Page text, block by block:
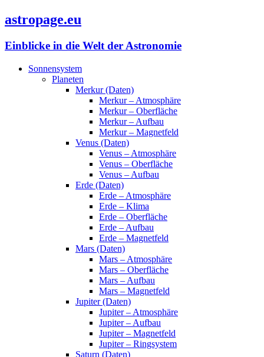
astropage.eu
Einblicke in die Welt der Astronomie
Sonnensystem
Planeten
Merkur (Daten)
Merkur – Atmosphäre
Merkur – Oberfläche
Merkur – Aufbau
Merkur – Magnetfeld
Venus (Daten)
Venus – Atmosphäre
Venus – Oberfläche
Venus – Aufbau
Erde (Daten)
Erde – Atmosphäre
Erde – Klima
Erde – Oberfläche
Erde – Aufbau
Erde – Magnetfeld
Mars (Daten)
Mars – Atmosphäre
Mars – Oberfläche
Mars – Aufbau
Mars – Magnetfeld
Jupiter (Daten)
Jupiter – Atmosphäre
Jupiter – Aufbau
Jupiter – Magnetfeld
Jupiter – Ringsystem
Saturn (Daten)